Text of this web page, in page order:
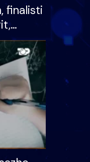
finalisti
divorci